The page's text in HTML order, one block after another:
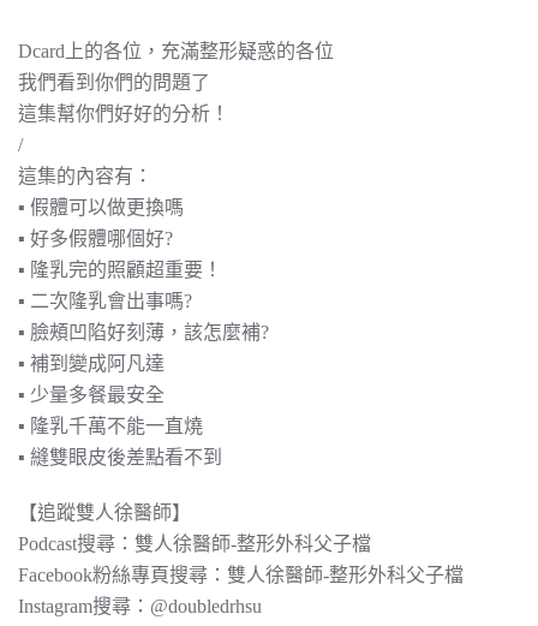
Dcard上的各位，充滿整形疑惑的各位
我們看到你們的問題了
這集幫你們好好的分析！
/
這集的內容有：
▪︎ 假體可以做更換嗎
▪︎ 好多假體哪個好?
▪︎ 隆乳完的照顧超重要！
▪︎ 二次隆乳會出事嗎?
▪︎ 臉頰凹陷好刻薄，該怎麼補?
▪︎ 補到變成阿凡達
▪︎ 少量多餐最安全
▪︎ 隆乳千萬不能一直燒
▪︎ 縫雙眼皮後差點看不到
【追蹤雙人徐醫師】
Podcast搜尋：​​​​​​雙人徐醫師-整形外科父子檔
Facebook粉絲專頁搜尋：雙人徐醫師-整形外科父子檔
Instagram搜尋：@doubledrhsu